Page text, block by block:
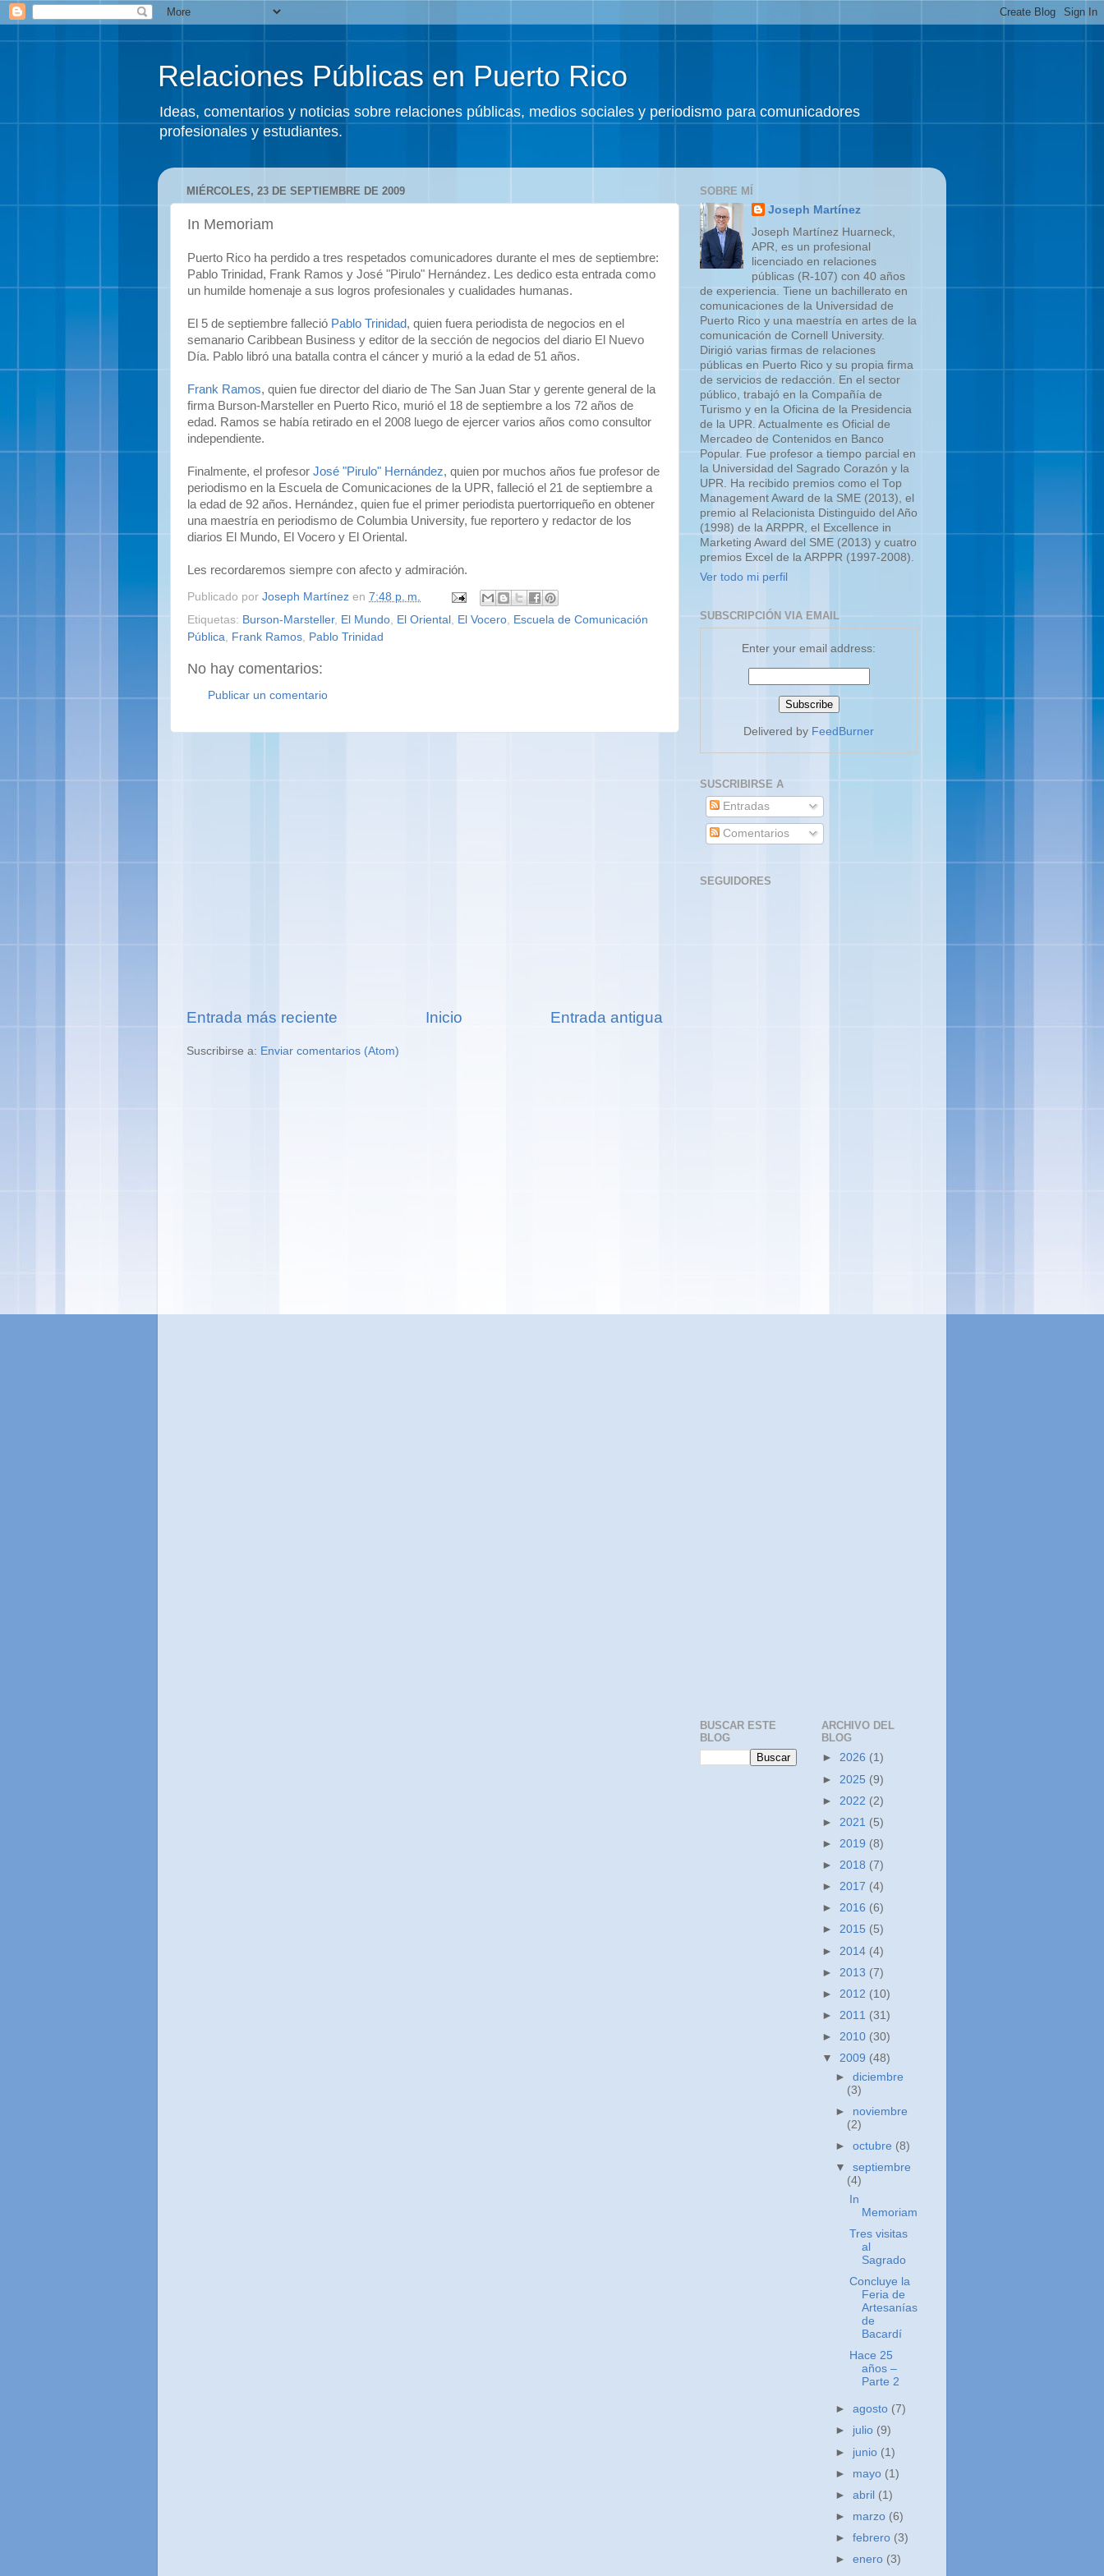
Relaciones Públicas en Puerto Rico
Ideas, comentarios y noticias sobre relaciones públicas, medios sociales y periodismo para comunicadores
profesionales y estudiantes.
MIÉRCOLES, 23 DE SEPTIEMBRE DE 2009
In Memoriam
Puerto Rico ha perdido a tres respetados comunicadores durante el mes de septiembre:
Pablo Trinidad, Frank Ramos y José "Pirulo" Hernández. Les dedico esta entrada como
un humilde homenaje a sus logros profesionales y cualidades humanas.
El 5 de septiembre falleció Pablo Trinidad, quien fuera periodista de negocios en el
semanario Caribbean Business y editor de la sección de negocios del diario El Nuevo
Día. Pablo libró una batalla contra el cáncer y murió a la edad de 51 años.
Frank Ramos, quien fue director del diario de The San Juan Star y gerente general de la
firma Burson-Marsteller en Puerto Rico, murió el 18 de septiembre a los 72 años de
edad. Ramos se había retirado en el 2008 luego de ejercer varios años como consultor
independiente.
Finalmente, el profesor José "Pirulo" Hernández, quien por muchos años fue profesor de
periodismo en la Escuela de Comunicaciones de la UPR, falleció el 21 de septiembre a
la edad de 92 años. Hernández, quien fue el primer periodista puertorriqueño en obtener
una maestría en periodismo de Columbia University, fue reportero y redactor de los
diarios El Mundo, El Vocero y El Oriental.
Les recordaremos siempre con afecto y admiración.
Publicado por Joseph Martínez en 7:48 p. m.
Etiquetas: Burson-Marsteller, El Mundo El Oriental El Vocero Escuela de Comunicación
Pública
Frank Ramos Pablo Trinidad
No hay comentarios:
Publicar un comentario
Entrada más reciente Entrada antigua
Inicio
Suscribirse a: Enviar comentarios (Atom)
SOBRE MÍ
Joseph Martínez
Joseph Martínez Huarneck,
APR, es un profesional
licenciado en relaciones
públicas (R-107) con 40 años
de experiencia. Tiene un bachillerato en
comunicaciones de la Universidad de
Puerto Rico y una maestría en artes de la
comunicación de Cornell University.
Dirigió varias firmas de relaciones
públicas en Puerto Rico y su propia firma
de servicios de redacción. En el sector
público, trabajó en la Compañía de
Turismo y en la Oficina de la Presidencia
de la UPR. Actualmente es Oficial de
Mercadeo de Contenidos en Banco
Popular. Fue profesor a tiempo parcial en
la Universidad del Sagrado Corazón y la
UPR. Ha recibido premios como el Top
Management Award de la SME (2013), el
premio al Relacionista Distinguido del Año
(1998) de la ARPPR, el Excellence in
Marketing Award del SME (2013) y cuatro
premios Excel de la ARPPR (1997-2008).
Ver todo mi perfil
SUBSCRIPCIÓN VIA EMAIL
Enter your email address:
Delivered by FeedBurner
SUSCRIBIRSE A
Entradas
Comentarios
SEGUIDORES
BUSCAR ESTE
BLOG
ARCHIVO DEL
BLOG
► 2026 (1)
► 2025 (9)
► 2022 (2)
► 2021 (5)
► 2019 (8)
► 2018 (7)
► 2017 (4)
► 2016 (6)
► 2015 (5)
► 2014 (4)
► 2013 (7)
► 2012 (10)
► 2011 (31)
► 2010 (30)
▼ 2009 (48)
►diciembre
(3)
► noviembre
(2)
►octubre (8)
▼septiembre
(4)
In
Memoriam
Tres visitas
al
Sagrado
Concluye la
Feria de
Artesanías
de
Bacardí
Hace 25
años –
Parte 2
►agosto (7)
► julio (9)
► junio (1)
► mayo (1)
►abril (1)
► marzo (6)
►febrero (3)
►enero (3)